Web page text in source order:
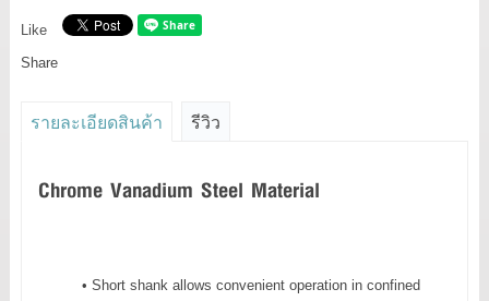
Like
Share
รายละเอียดสินค้า รีวิว
Chrome Vanadium Steel Material
• Short shank allows convenient operation in confined